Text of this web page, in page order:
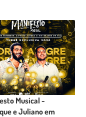
Musical -
e Juliano em